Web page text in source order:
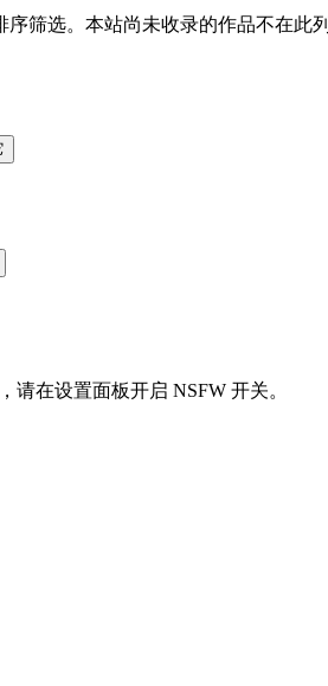
筛选。本站尚未收录的作品不在此
请在设置面板开启 NSFW 开关。